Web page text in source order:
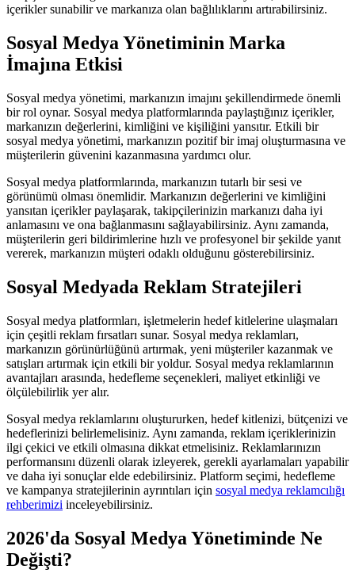
içerikler sunabilir ve markanıza olan bağlılıklarını artırabilirsiniz.
Sosyal Medya Yönetiminin Marka
İmajına Etkisi
Sosyal medya yönetimi, markanızın imajını şekillendirmede önemli
bir rol oynar. Sosyal medya platformlarında paylaştığınız içerikler,
markanızın değerlerini, kimliğini ve kişiliğini yansıtır. Etkili bir
sosyal medya yönetimi, markanızın pozitif bir imaj oluşturmasına ve
müşterilerin güvenini kazanmasına yardımcı olur.
Sosyal medya platformlarında, markanızın tutarlı bir sesi ve
görünümü olması önemlidir. Markanızın değerlerini ve kimliğini
yansıtan içerikler paylaşarak, takipçilerinizin markanızı daha iyi
anlamasını ve ona bağlanmasını sağlayabilirsiniz. Aynı zamanda,
müşterilerin geri bildirimlerine hızlı ve profesyonel bir şekilde yanıt
vererek, markanızın müşteri odaklı olduğunu gösterebilirsiniz.
Sosyal Medyada Reklam Stratejileri
Sosyal medya platformları, işletmelerin hedef kitlelerine ulaşmaları
için çeşitli reklam fırsatları sunar. Sosyal medya reklamları,
markanızın görünürlüğünü artırmak, yeni müşteriler kazanmak ve
satışları artırmak için etkili bir yoldur. Sosyal medya reklamlarının
avantajları arasında, hedefleme seçenekleri, maliyet etkinliği ve
ölçülebilirlik yer alır.
Sosyal medya reklamlarını oluştururken, hedef kitlenizi, bütçenizi ve
hedeflerinizi belirlemelisiniz. Aynı zamanda, reklam içeriklerinizin
ilgi çekici ve etkili olmasına dikkat etmelisiniz. Reklamlarınızın
performansını düzenli olarak izleyerek, gerekli ayarlamaları yapabilir
ve daha iyi sonuçlar elde edebilirsiniz. Platform seçimi, hedefleme
ve kampanya stratejilerinin ayrıntıları için sosyal medya reklamcılığı
rehberimizi inceleyebilirsiniz.
2026'da Sosyal Medya Yönetiminde Ne
Değişti?